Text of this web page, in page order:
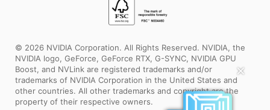
✕
© 2026 NVIDIA Corporation. All Rights Reserved. NVIDIA, the
NVIDIA logo, GeForce, GeForce RTX, G-SYNC, NVIDIA GPU
Boost, and NVLink are registered trademarks and/or
trademarks of NVIDIA Corporation in the United States and
other countries. All other trademarks and copyright are the
property of their respective owners.